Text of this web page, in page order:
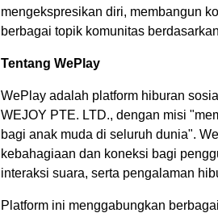
mengekspresikan diri, membangun
berbagai topik komunitas
Tentang WePlay
WePlay adalah platform hiburan
WEJOY PTE. LTD., dengan misi
bagi anak muda di seluruh dunia".
kebahagiaan dan koneksi bagi
interaksi suara, serta pengalaman
Platform ini menggabungkan